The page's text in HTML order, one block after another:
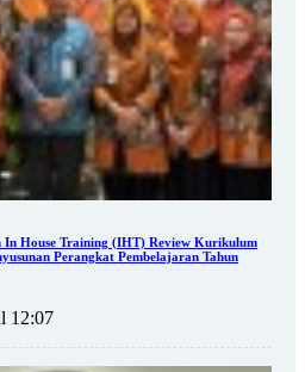
In House Training (IHT) Review Kurikulum
Perangkat Pembelajaran Tahun
12:07